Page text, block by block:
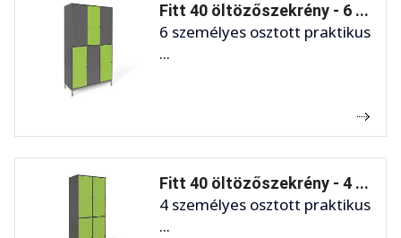
Fitt 40 öltözőszekrény - 6 ...
6 személyes osztott praktikus
...
Fitt 40 öltözőszekrény - 4 ...
4 személyes osztott praktikus
...